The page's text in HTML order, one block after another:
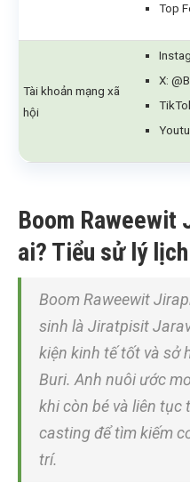
Top
Tài khoản mạng xã
hội
X:
Boom Raweewit
ai? Tiểu sử lý
Boom Raweewit
sinh là Jiratpisit
kiện kinh tế tốt và sở
Buri. Anh nuôi ước
khi còn bé và liên tục
casting để tìm kiếm
trí.